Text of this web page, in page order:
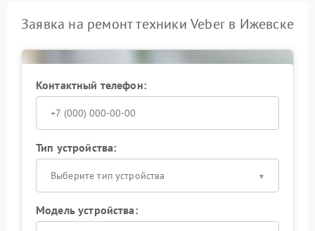
Заявка на ремонт техники Veber в Ижевске
Контактный телефон:
Тип устройства:
Выберите тип устройства
Модель устройства: